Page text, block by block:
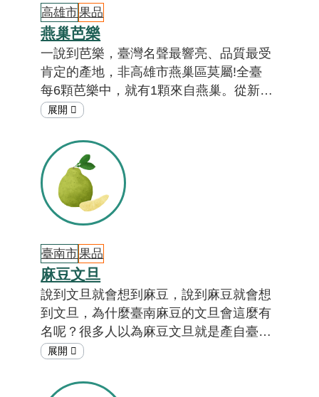
高雄市果品
燕巢芭樂
一說到芭樂，臺灣名聲最響亮、品質最受
肯定的產地，非高雄市燕巢區莫屬!全臺
每6顆芭樂中，就有1顆來自燕巢。從新總
統就任國宴佳餚，到便利商店每日提供水
聽說燕巢芭樂有種「酸甘甜」的獨特滋
味，為什麼燕巢芭樂這麼有名，口感如此
獨特，燕巢果農和芭樂又有什麼樣的情誼
呢? 答案就在「在地特色小教室」。
臺南市果品
麻豆文旦
說到文旦就會想到麻豆，說到麻豆就會想
到文旦，為什麼臺南麻豆的文旦會這麼有
名呢？很多人以為麻豆文旦就是產自臺南
麻豆，其實「麻豆文旦」是文旦的正式學
的地區，究竟為何文旦會以麻豆來命名